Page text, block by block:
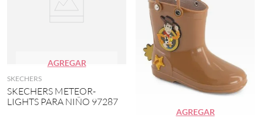
AGREGAR
SKECHERS
SKECHERS METEOR-
LIGHTS PARA NIÑO 97287
AGREGAR